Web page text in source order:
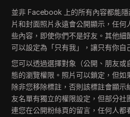
並非 Facebook 上的所有內容都能
片和封面照片永遠會公開顯示，任
些內容，即使你們不是好友。其他細
可以設定為「只有我」，讓只有你自
您可以透過選擇對象（公開、朋友或
態的瀏覽權限。照片可以鎖定，但如
除非您移除標註，否則該標註會顯
友名單有獨立的權限設定，但部分
連您在公開粉絲頁的留言，任何人都